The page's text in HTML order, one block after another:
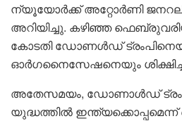
ന്യൂയോർക്ക് അറ്റോർണി
അറിയിച്ചു. കഴിഞ്ഞ
കോടതി ഡോണൾഡ്
ഓർഗനൈസേഷനെയും
അതേസമയം, ഡോണാള്‍ഡ്
യുദ്ധത്തിൽ